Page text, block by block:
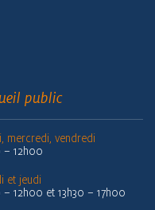
public
mercredi, vendredi
– 12h00
et jeudi
– 12h00 et 13h30 – 17h00